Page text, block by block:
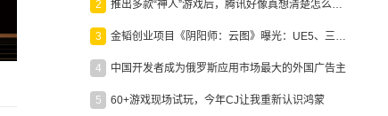
2 推出多款“神人”游戏后，腾讯好像真想清楚怎么做二次元了
3 金韬创业项目《阴阳师：云图》曝光：UE5、三端互通、ARPG
4 中国开发者成为俄罗斯应用市场最大的外国广告主
5 60+游戏现场试玩，今年CJ让我重新认识鸿蒙